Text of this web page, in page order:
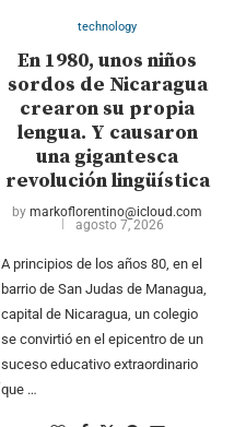
technology
En 1980, unos niños
sordos de Nicaragua
crearon su propia
lengua. Y causaron
una gigantesca
revolución lingüística
by markoflorentino@icloud.com
agosto 7, 2026
A principios de los años 80, en el
barrio de San Judas de Managua,
capital de Nicaragua, un colegio
se convirtió en el epicentro de un
suceso educativo extraordinario
que …